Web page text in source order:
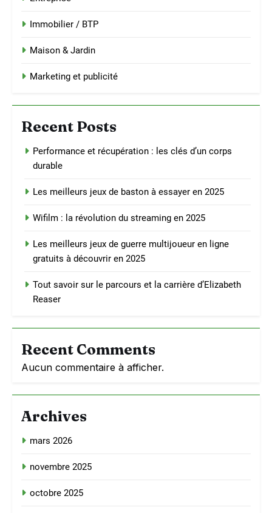
Immobilier / BTP
Maison & Jardin
Marketing et publicité
Recent Posts
Performance et récupération : les clés d’un corps
durable
Les meilleurs jeux de baston à essayer en 2025
Wifilm : la révolution du streaming en 2025
Les meilleurs jeux de guerre multijoueur en ligne
gratuits à découvrir en 2025
Tout savoir sur le parcours et la carrière d’Elizabeth
Reaser
Recent Comments
Aucun commentaire à afficher.
Archives
mars 2026
novembre 2025
octobre 2025